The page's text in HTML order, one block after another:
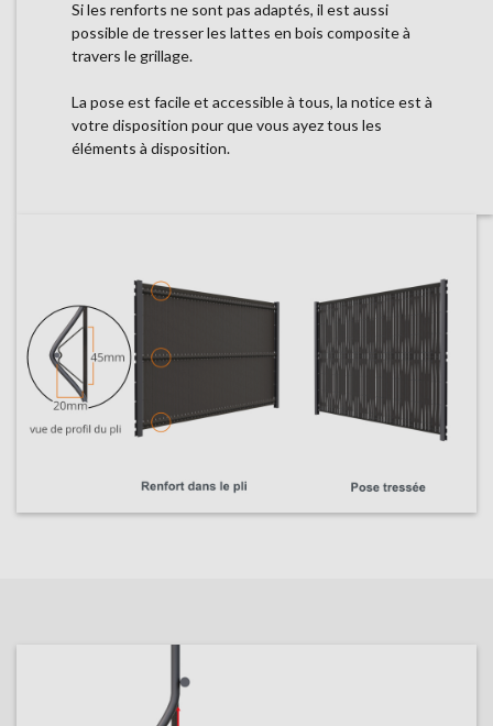
Si les renforts ne sont pas adaptés, il est aussi
possible de tresser les lattes en bois composite à
travers le grillage.
La pose est facile et accessible à tous, la notice est à
votre disposition pour que vous ayez tous les
éléments à disposition.